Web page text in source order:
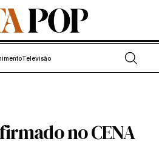
Televisão Abrir
no CENA